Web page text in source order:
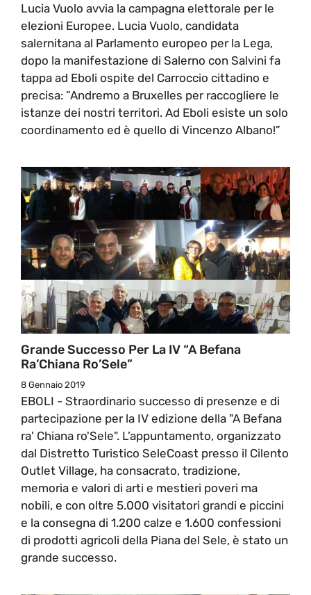
Lucia Vuolo avvia la campagna elettorale per le
elezioni Europee. Lucia Vuolo, candidata
salernitana al Parlamento europeo per la Lega,
dopo la manifestazione di Salerno con Salvini fa
tappa ad Eboli ospite del Carroccio cittadino e
precisa: ”Andremo a Bruxelles per raccogliere le
istanze dei nostri territori. Ad Eboli esiste un solo
coordinamento ed è quello di Vincenzo Albano!”
Grande Successo Per La IV “A Befana
Ra’Chiana Ro’Sele”
8 Gennaio 2019
EBOLI - Straordinario successo di presenze e di
partecipazione per la IV edizione della "A Befana
ra' Chiana ro'Sele". L’appuntamento, organizzato
dal Distretto Turistico SeleCoast presso il Cilento
Outlet Village, ha consacrato, tradizione,
memoria e valori di arti e mestieri poveri ma
nobili, e con oltre 5.000 visitatori grandi e piccini
e la consegna di 1.200 calze e 1.600 confessioni
di prodotti agricoli della Piana del Sele, è stato un
grande successo.